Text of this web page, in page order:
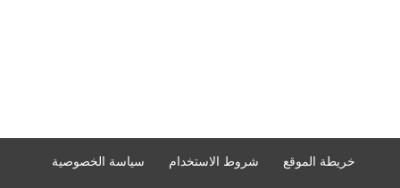
خريطة الموقع شروط الاستخدام سياسة الخصوصية